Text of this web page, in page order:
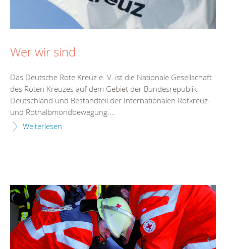
Wer wir sind
Das Deutsche Rote Kreuz e. V. ist die Nationale Gesellschaft
des Roten Kreuzes auf dem Gebiet der Bundesrepublik
Deutschland und Bestandteil der Internationalen Rotkreuz-
und Rothalbmondbewegung....
Weiterlesen